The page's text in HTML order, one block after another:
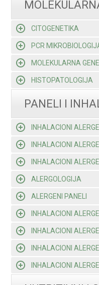
CITOGENETIKA
PCR
MOLEKULARNA
HISTOPATOLOGIJA
PANELI I
INHALACIONI
INHALACIONI
INHALACIONI
ALERGOLOGIJA
ALERGENI PANELI
INHALACIONI
INHALACIONI
INHALACIONI
INHALACIONI